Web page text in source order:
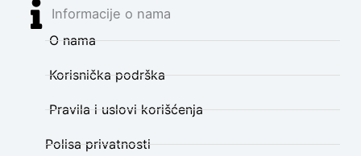
Informacije o nama
O nama
Korisnička podrška
Pravila i uslovi korišćenja
Polisa privatnosti